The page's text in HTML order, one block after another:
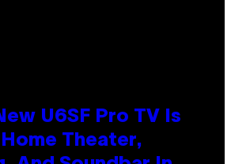
U6SF Pro TV Is
Home Theater,